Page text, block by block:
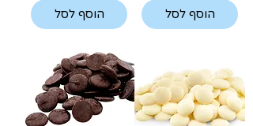
הוסף לסל הוסף לסל